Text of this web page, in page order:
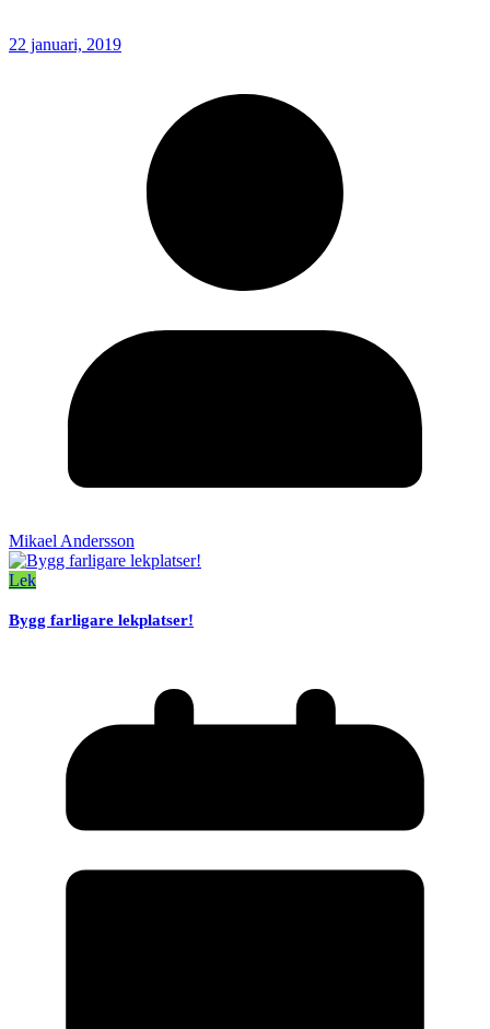
22 januari, 2019
Mikael Andersson
Lek
Bygg farligare lekplatser!